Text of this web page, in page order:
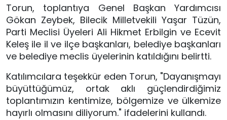
Torun, toplantıya Genel Başkan Yardımcısı
Gökan Zeybek, Bilecik Milletvekili Yaşar Tüzün,
Parti Meclisi Üyeleri Ali Hikmet Erbilgin ve Ecevit
Keleş ile il ve ilçe başkanları, belediye başkanları
ve belediye meclis üyelerinin katıldığını belirtti.
Katılımcılara teşekkür eden Torun, "Dayanışmayı
büyüttüğümüz, ortak aklı güçlendirdiğimiz
toplantımızın kentimize, bölgemize ve ülkemize
hayırlı olmasını diliyorum." ifadelerini kullandı.